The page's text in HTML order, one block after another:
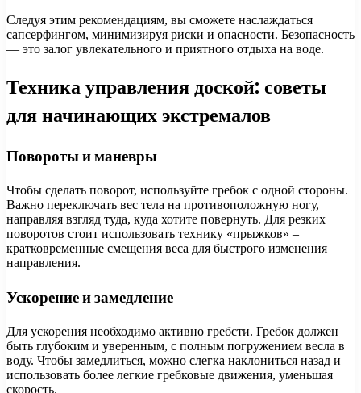
Следуя этим рекомендациям, вы сможете наслаждаться
сапсерфингом, минимизируя риски и опасности. Безопасность
— это залог увлекательного и приятного отдыха на воде.
Техника управления доской: советы
для начинающих экстремалов
Повороты и маневры
Чтобы сделать поворот, используйте гребок с одной стороны.
Важно переключать вес тела на противоположную ногу,
направляя взгляд туда, куда хотите повернуть. Для резких
поворотов стоит использовать технику «прыжков» –
кратковременные смещения веса для быстрого изменения
направления.
Ускорение и замедление
Для ускорения необходимо активно гребсти. Гребок должен
быть глубоким и уверенным, с полным погружением весла в
воду. Чтобы замедлиться, можно слегка наклониться назад и
использовать более легкие гребковые движения, уменьшая
скорость.